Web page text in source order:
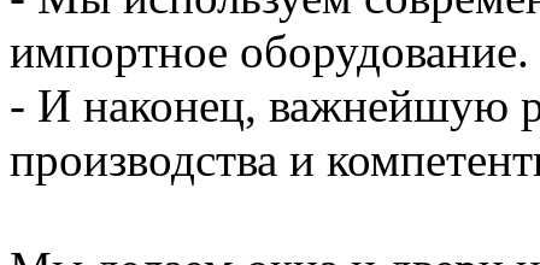
импортное оборудование.
- И наконец, важнейшую
производства и